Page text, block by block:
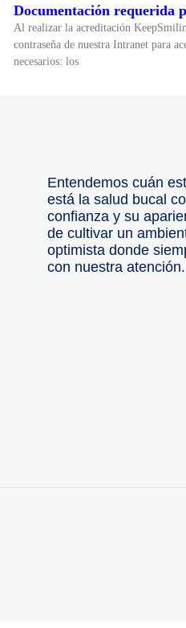
Documentación requerida
Al realizar la acreditación
contraseña de nuestra Intranet para
necesarios: los
Entendemos cuán
está la salud bucal
confianza y su
de cultivar un
optimista donde
con nuestra atención.